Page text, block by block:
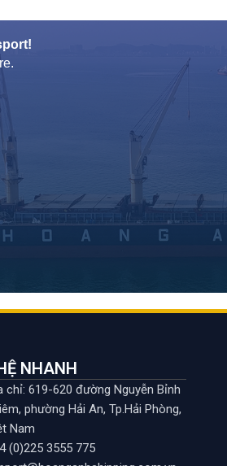
NHANH
chỉ: 619-620 đường Nguyễn Bỉnh
phường Hải An, Tp.Hải Phòng,
Nam
(0)225 3555 775